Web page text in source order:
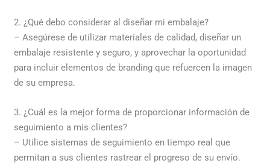
2. ¿Qué debo considerar al diseñar mi embalaje?
– Asegúrese de utilizar materiales de calidad, diseñar un
embalaje resistente y seguro, y aprovechar la oportunidad
para incluir elementos de branding que refuercen la imagen
de su empresa.
3. ¿Cuál es la mejor forma de proporcionar información de
seguimiento a mis clientes?
– Utilice sistemas de seguimiento en tiempo real que
permitan a sus clientes rastrear el progreso de su envío.